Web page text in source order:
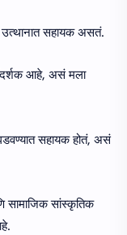
उत्थानात सहायक असतं.
आहे, असं मला
सहायक होतं, असं
सामाजिक सांस्कृतिक